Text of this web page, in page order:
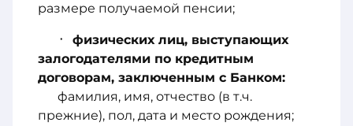
размере получаемой пенсии;
физических лиц, выступающих
залогодателями по кредитным
договорам, заключенным с Банком:
фамилия, имя, отчество (в т.ч.
прежние), пол, дата и место рождения;